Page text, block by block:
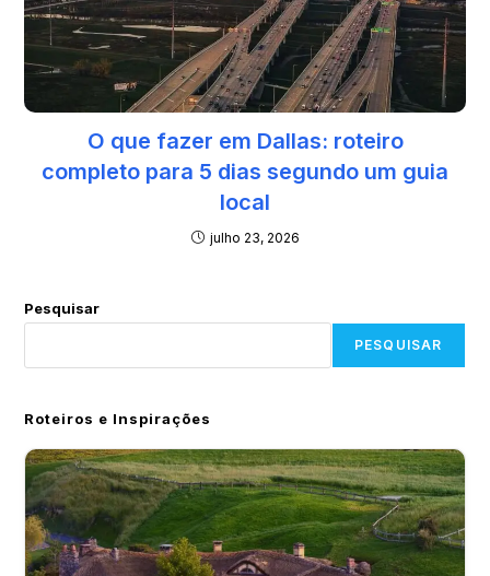
O que fazer em Dallas: roteiro
completo para 5 dias segundo um guia
local
julho 23, 2026
Pesquisar
PESQUISAR
Roteiros e Inspirações